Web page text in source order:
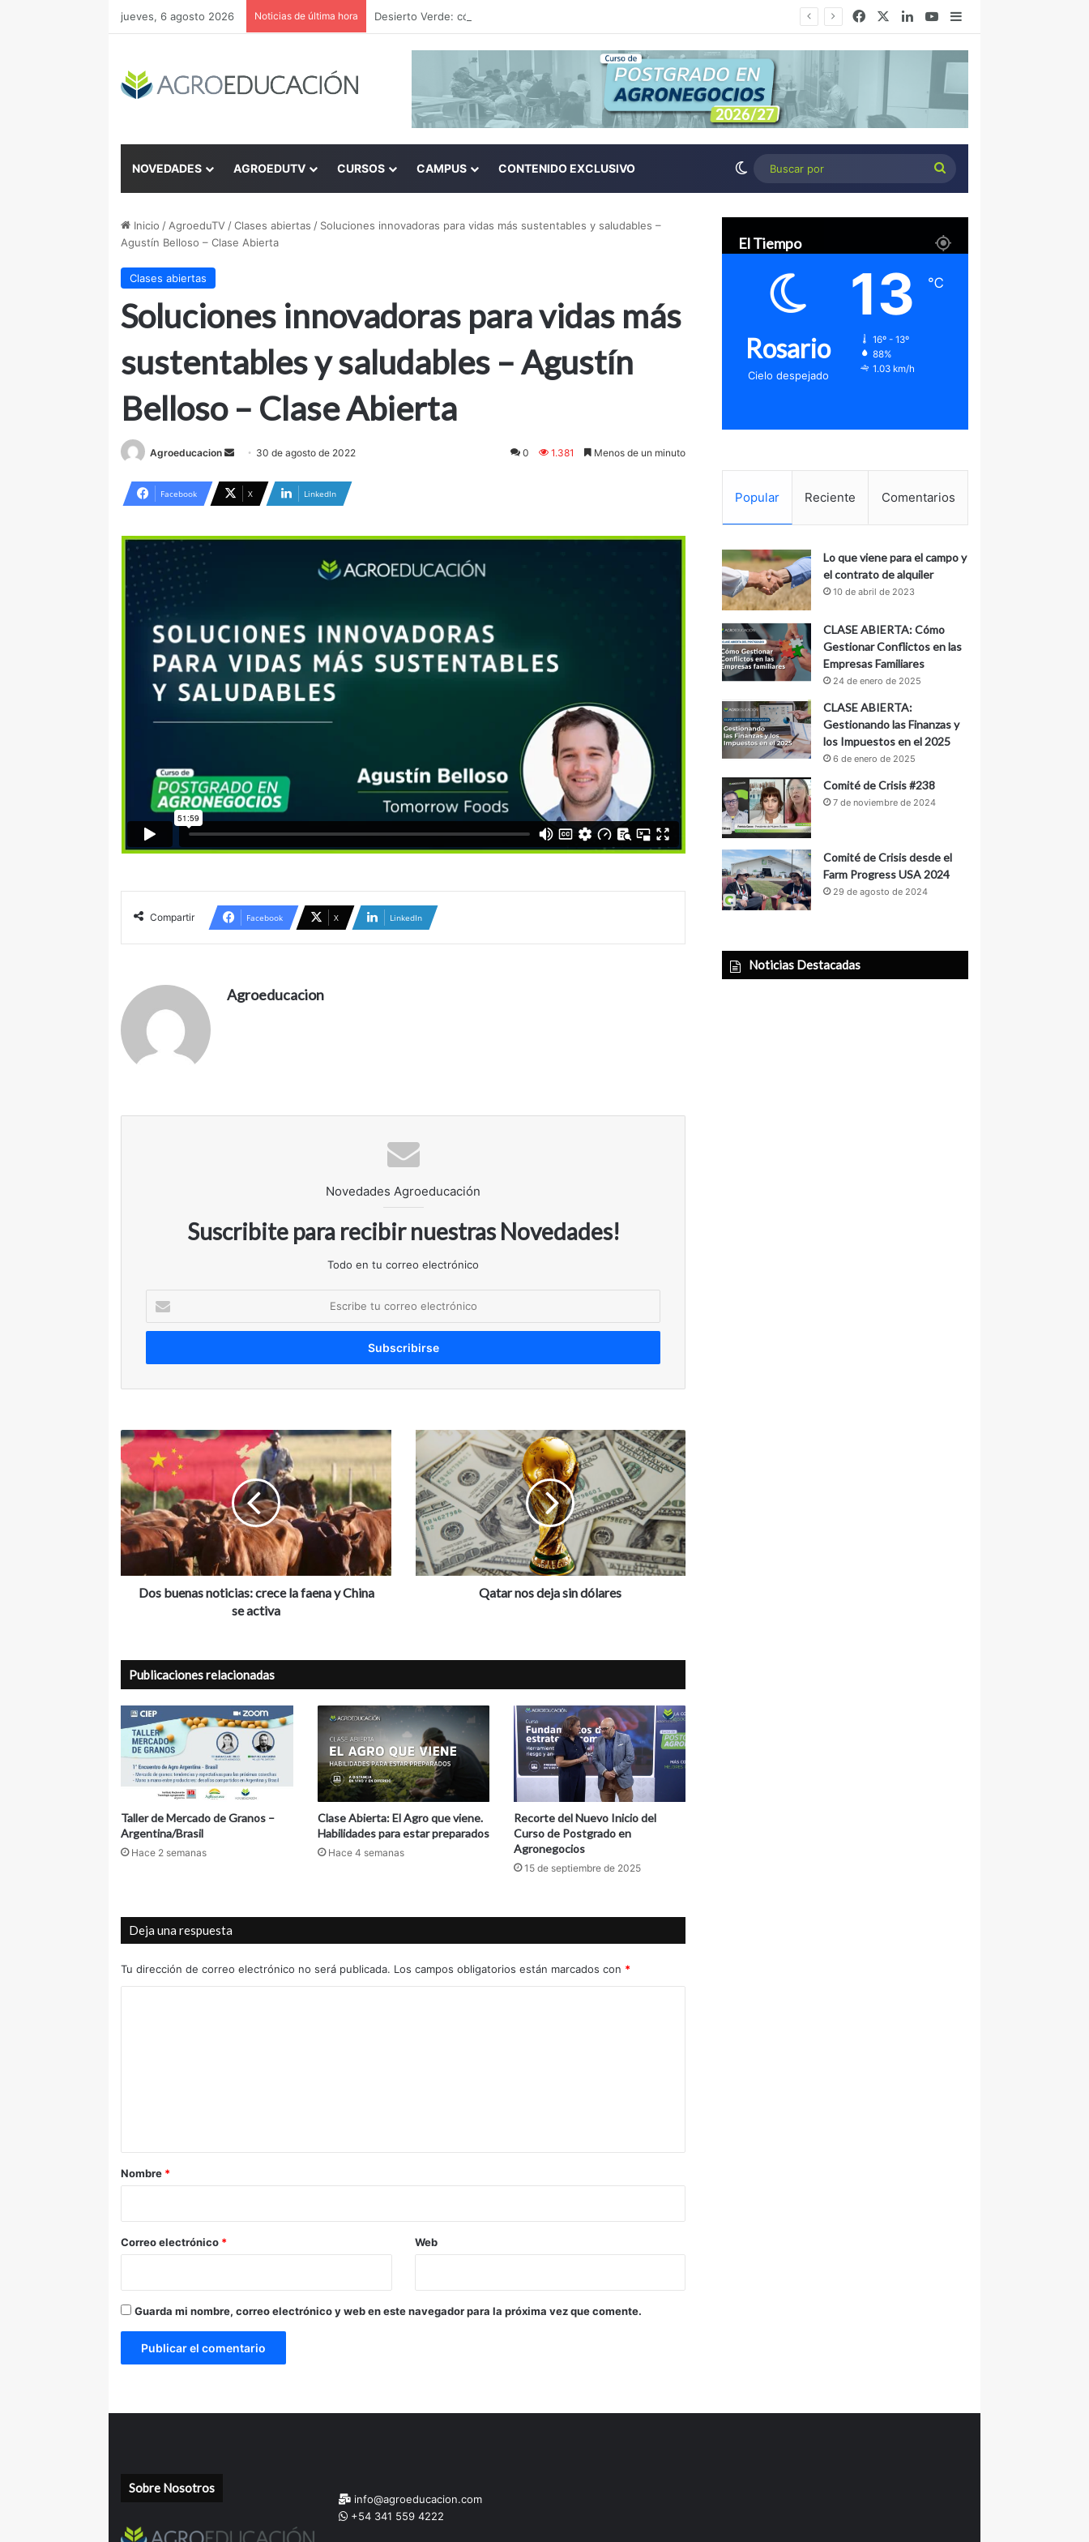
jueves, 6 agosto 2026 Noticias de última hora FacebookLinkedIn
YouTubeBarra lateral
NOVEDADES AGROEDUTV CURSOS CAMPUS CONTENIDO EXCLUSIVO Switch skin
Buscar
por
Inicio / AgroeduTV / Clases abiertas / Soluciones innovadoras para vidas más sustentables y saludables –
Agustín Belloso – Clase Abierta
Clases abiertas
Soluciones innovadoras para vidas más
sustentables y saludables – Agustín
Belloso – Clase Abierta
Agroeducacion
Send
email
30 de agosto de 2022 0 1.381 Menos de un minuto
Facebook X LinkedIn
Compartir Facebook X LinkedIn
Agroeducacion
Novedades Agroeducación
Suscribite para recibir nuestras Novedades!
Todo en tu correo electrónico
tu
correo
Dos
buenas
noticias:
crece
la
faena
y
China
se
activaDos buenas noticias: crece la faena y China
se activa
Qatar
nos
deja
sin
dólares
Qatar nos deja sin dólares
Publicaciones relacionadas
Taller de Mercado de Granos –
Argentina/Brasil
Hace 2 semanas
Clase Abierta: El Agro que viene.
Habilidades para estar preparados
Hace 4 semanas
Recorte del Nuevo Inicio del
Curso de Postgrado en
Agronegocios
15 de septiembre de 2025
Deja una respuesta
Tu dirección de correo electrónico no será publicada. Los campos obligatorios están marcados con *
r
*
Nombre *
Correo electrónico * Web
Guarda mi nombre, correo electrónico y web en este navegador para la próxima vez que comente.
El Tiempo
Rosario
Cielo despejado
13 ℃
16º - 13º
88%
1.03 km/h
Popular Reciente Comentarios
Lo que viene para el campo y
el contrato de alquiler
10 de abril de 2023
CLASE ABIERTA: Cómo
Gestionar Conflictos en las
Empresas Familiares
24 de enero de 2025
CLASE ABIERTA:
Gestionando las Finanzas y
los Impuestos en el 2025
6 de enero de 2025
Comité de Crisis #238
7 de noviembre de 2024
Comité de Crisis desde el
Farm Progress USA 2024
29 de agosto de 2024
Noticias Destacadas
Sobre Nosotros
info@agroeducacion.com
+54 341 559 4222